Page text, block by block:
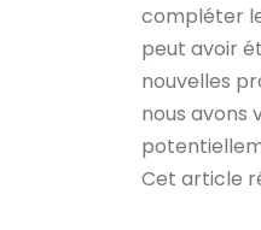
compléter
peut avoir
nouvelles
nous avons
Cet article